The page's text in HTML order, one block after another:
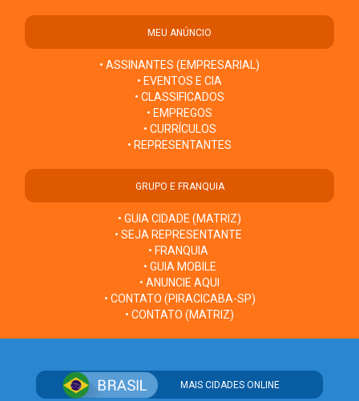
MEU ANÚNCIO
• ASSINANTES (EMPRESARIAL)
• EVENTOS E CIA
• CLASSIFICADOS
• EMPREGOS
• CURRÍCULOS
• REPRESENTANTES
GRUPO E FRANQUIA
• GUIA CIDADE (MATRIZ)
• SEJA REPRESENTANTE
• FRANQUIA
• GUIA MOBILE
• ANUNCIE AQUI
• CONTATO (PIRACICABA-SP)
• CONTATO (MATRIZ)
MAIS CIDADES ONLINE